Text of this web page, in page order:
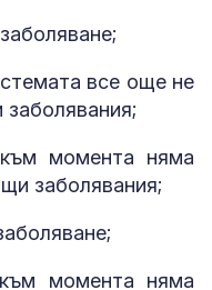
все още не
момента няма
заболявания;
момента няма